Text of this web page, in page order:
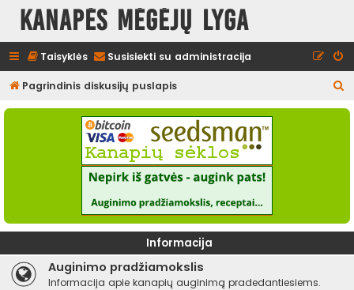
Kanapės mėgėjų lyga
Taisyklės Susisiekti su administracija
Pagrindinis diskusijų puslapis
e
Informacija
Auginimo pradžiamokslis
Informacija apie kanapių auginimą pradedantiesiems.